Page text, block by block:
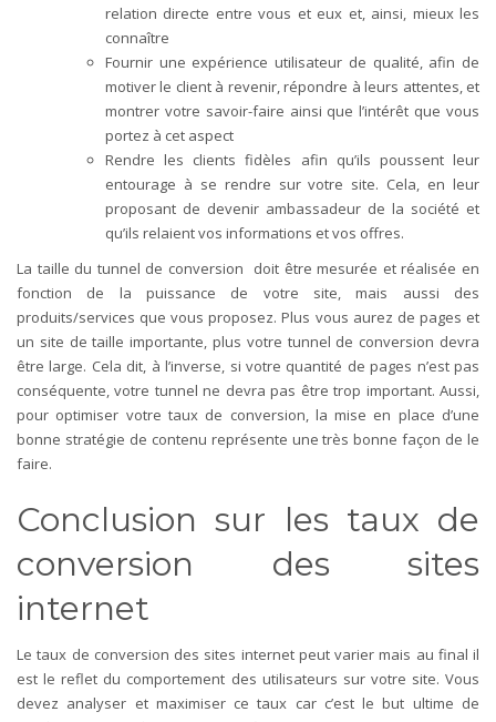
relation directe entre vous et eux et, ainsi, mieux les
connaître
Fournir une expérience utilisateur de qualité, afin de
motiver le client à revenir, répondre à leurs attentes, et
montrer votre savoir-faire ainsi que l’intérêt que vous
portez à cet aspect
Rendre les clients fidèles afin qu’ils poussent leur
entourage à se rendre sur votre site. Cela, en leur
proposant de devenir ambassadeur de la société et
qu’ils relaient vos informations et vos offres.
La taille du tunnel de conversion doit être mesurée et réalisée en
fonction de la puissance de votre site, mais aussi des
produits/services que vous proposez. Plus vous aurez de pages et
un site de taille importante, plus votre tunnel de conversion devra
être large. Cela dit, à l’inverse, si votre quantité de pages n’est pas
conséquente, votre tunnel ne devra pas être trop important. Aussi,
pour optimiser votre taux de conversion, la mise en place d’une
bonne stratégie de contenu représente une très bonne façon de le
faire.
Conclusion sur les taux de
conversion des sites
internet
Le taux de conversion des sites internet peut varier mais au final il
est le reflet du comportement des utilisateurs sur votre site. Vous
devez analyser et maximiser ce taux car c’est le but ultime de